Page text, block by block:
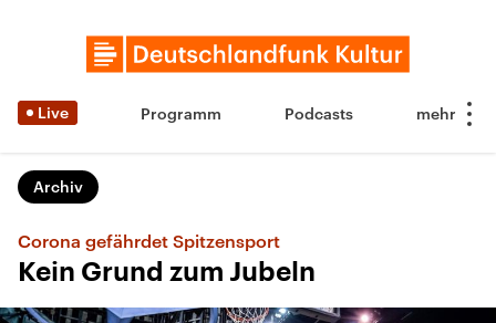
Live Programm Podcasts
Archiv
Corona gefährdet Spitzensport
Kein Grund zum Jubeln